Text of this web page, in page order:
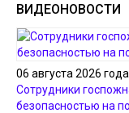
ВИДЕОНОВОСТИ
06 августа 2026
Сотрудники
безопасностью на